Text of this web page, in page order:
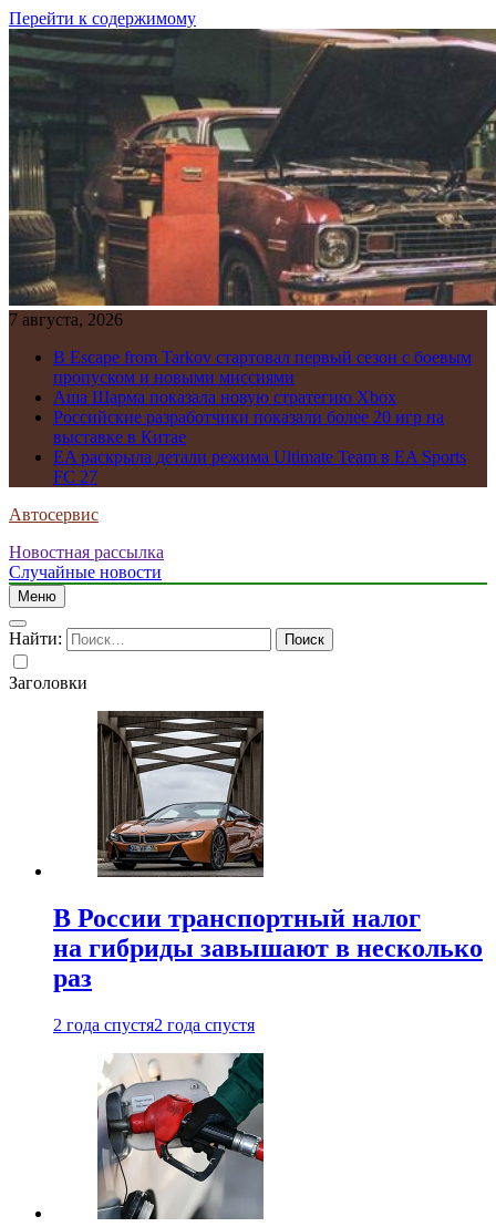
Перейти к содержимому
7 августа, 2026
В Escape from Tarkov стартовал первый сезон с боевым
пропуском и новыми миссиями
Аша Шарма показала новую стратегию Xbox
Российские разработчики показали более 20 игр на
выставке в Китае
EA раскрыла детали режима Ultimate Team в EA Sports
FC 27
Автосервис
Новостная рассылка
Случайные новости
Меню
Найти:
Заголовки
В России транспортный налог
на гибриды завышают в несколько
раз
2 года спустя2 года спустя